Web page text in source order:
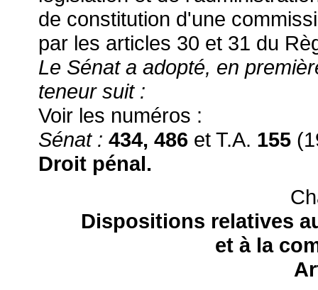
de constitution d'une
par les articles 30 et 31 du
Le Sénat a adopté, en
teneur suit :
Voir les numéros :
Sénat : 434, 486 et T.A. 155
Droit pénal.
Dispositions relatives
et à la